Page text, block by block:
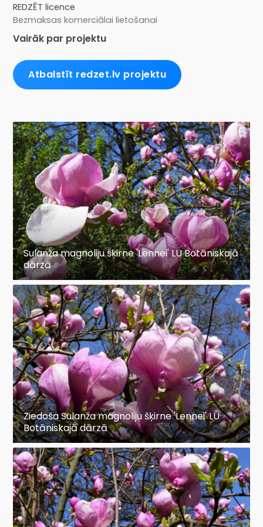
REDZĒT licence
Bezmaksas komerciālai lietošanai
Vairāk par projektu
Atbalstīt redzet.lv projektu
Sulanža magnoliju šķirne 'Lennei' LU Botāniskajā
dārzā
Ziedoša Sulanža magnoliju šķirne 'Lennei' LU
Botāniskajā dārzā